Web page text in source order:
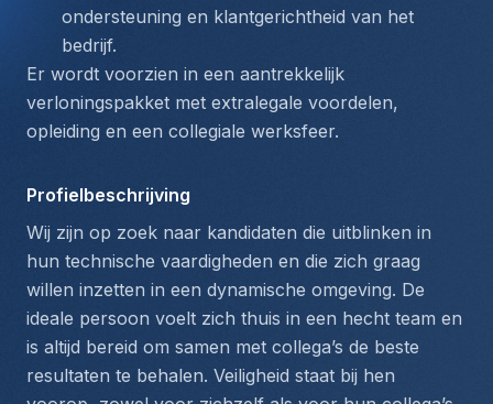
ondersteuning en klantgerichtheid van het
bedrijf.
Er wordt voorzien in een aantrekkelijk
verloningspakket met extralegale voordelen,
opleiding en een collegiale werksfeer.
Profielbeschrijving
Wij zijn op zoek naar kandidaten die uitblinken in
hun technische vaardigheden en die zich graag
willen inzetten in een dynamische omgeving. De
ideale persoon voelt zich thuis in een hecht team en
is altijd bereid om samen met collega’s de beste
resultaten te behalen. Veiligheid staat bij hen